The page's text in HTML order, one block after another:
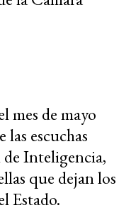
mes de mayo
escuchas
de Inteligencia,
que dejan los
Estado.